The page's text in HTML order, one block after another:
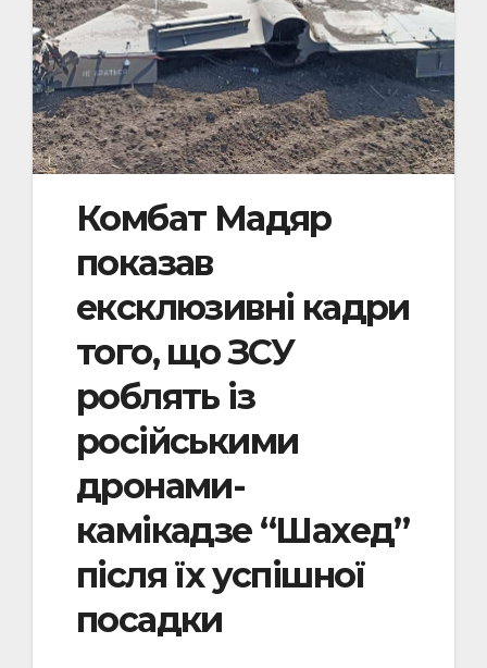
Комбат Мадяр
показав
ексклюзивні кадри
того, що ЗСУ
роблять із
російськими
дронами-
камікадзе “Шахед”
після їх успішної
посадки